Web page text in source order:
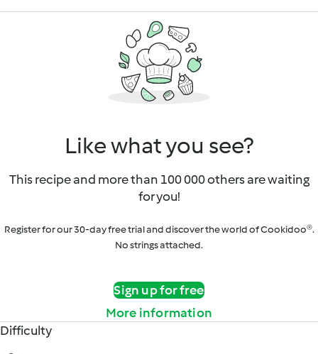
Like what you see?
This recipe and more than 100 000 others are waiting
for you!
Register for our 30-day free trial and discover the world of Cookidoo®.
No strings attached.
Sign up for free
More information
Difficulty